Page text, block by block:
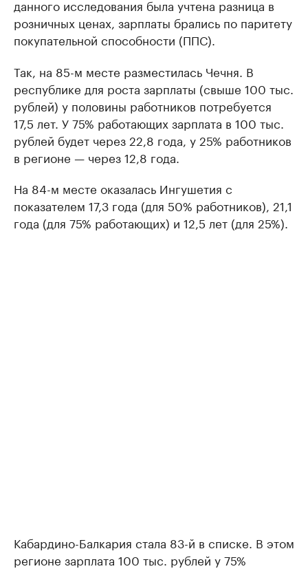
данного исследования была учтена разница в
розничных ценах, зарплаты брались по паритету
покупательной способности (ППС).
Так, на 85-м месте разместилась Чечня. В
республике для роста зарплаты (свыше 100 тыс.
рублей) у половины работников потребуется
17,5 лет. У 75% работающих зарплата в 100 тыс.
рублей будет через 22,8 года, у 25% работников
в регионе — через 12,8 года.
На 84-м месте оказалась Ингушетия с
показателем 17,3 года (для 50% работников), 21,1
года (для 75% работающих) и 12,5 лет (для 25%).
Кабардино-Балкария стала 83-й в списке. В этом
регионе зарплата 100 тыс. рублей у 75%